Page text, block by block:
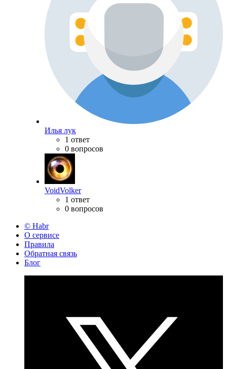
Илья лук
1 ответ
0 вопросов
VoidVolker
1 ответ
0 вопросов
© Habr
О сервисе
Правила
Обратная связь
Блог